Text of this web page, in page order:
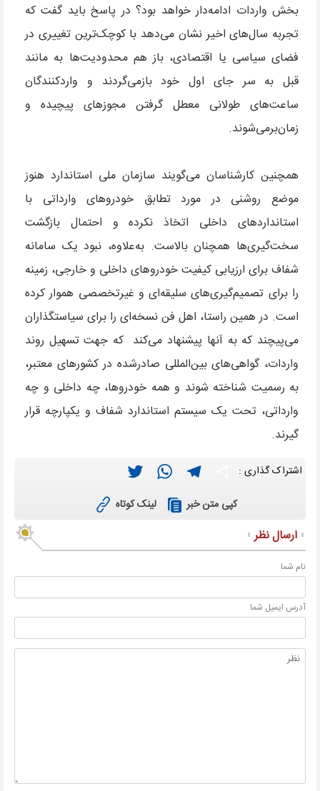
بخش واردات ادامه‌دار خواهد بود؟ در پاسخ باید گفت که
تجربه سال‌های اخیر نشان می‌دهد با کوچک‌ترین تغییری در
فضای سیاسی یا اقتصادی، باز هم محدودیت‌ها به مانند
قبل به سر جای اول خود بازمی‌گردند و واردکنندگان
ساعت‌های طولانی معطل گرفتن مجوزهای پیچیده و
زمان‌برمی‌شوند.
همچنین کارشناسان می‌گویند سازمان ملی استاندارد هنوز
موضع روشنی در مورد تطابق خودروهای وارداتی با
استانداردهای داخلی اتخاذ نکرده و احتمال بازگشت
سخت‌گیری‌ها همچنان بالاست. به‌علاوه، نبود یک سامانه
شفاف برای ارزیابی کیفیت خودروهای داخلی و خارجی، زمینه
را برای تصمیم‌گیری‌های سلیقه‌ای و غیرتخصصی هموار کرده
است. در همین راستا، اهل فن نسخه‌ای را برای سیاستگذاران
می‌پیچند که به آنها پیشنهاد می‌کند که جهت تسهیل روند
واردات، گواهی‌های بین‌المللی صادرشده در کشورهای معتبر،
به رسمیت شناخته شوند و همه خودروها، چه داخلی و چه
وارداتی، تحت یک سیستم استاندارد شفاف و یکپارچه قرار
گیرند.
اشتراک گذاری : Twitter
WhatsAppTelegram
کپی متن خبر لینک کوتاه
ارسال نظر
نام شما
آدرس ايميل شما